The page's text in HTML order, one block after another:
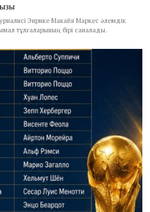
Энрике Макайя Маркес әлемдік
тұлғаларының бірі саналады.